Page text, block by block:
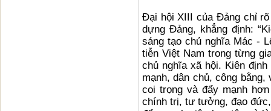
Đại hội XIII của Đảng chỉ
dựng Đảng, khẳng định:
sáng tạo chủ nghĩa Mác -
tiễn Việt Nam trong từng
chủ nghĩa xã hội. Kiên
mạnh, dân chủ, công bằng,
coi trọng và đẩy mạnh
chính trị, tư tưởng, đạo